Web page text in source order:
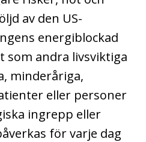
av den US-
energiblockad
som andra livsviktiga
minderåriga,
eller personer
ingrepp eller
för varje dag